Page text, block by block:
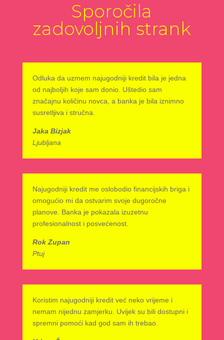
Sporočila
zadovoljnih strank
Odluka da uzmem najugodniji kredit bila je jedna
od najboljih koje sam donio. Uštedio sam
značajnu količinu novca, a banka je bila iznimno
susretljiva i stručna.
Jaka Bizjak
Ljubljana
Najugodniji kredit me oslobodio financijskih briga i
omogućio mi da ostvarim svoje dugoročne
planove. Banka je pokazala izuzetnu
profesionalnost i posvećenost.
Rok Zupan
Ptuj
Koristim najugodniji kredit već neko vrijeme i
nemam nijednu zamjerku. Uvijek su bili dostupni i
spremni pomoći kad god sam ih trebao.